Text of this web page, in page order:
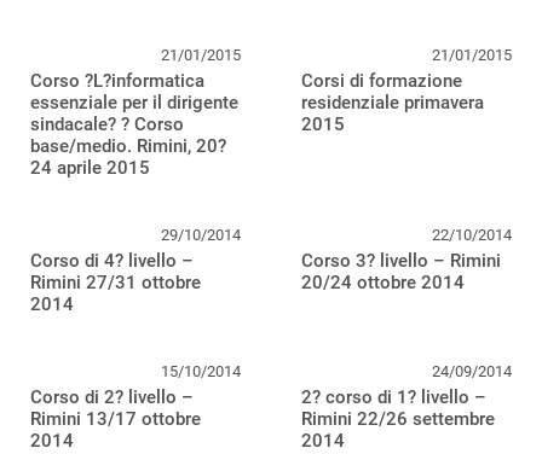
21/01/2015
Corso ?L?informatica
essenziale per il dirigente
sindacale? ? Corso
base/medio. Rimini, 20?
24 aprile 2015
21/01/2015
Corsi di formazione
residenziale primavera
2015
29/10/2014
Corso di 4? livello –
Rimini 27/31 ottobre
2014
22/10/2014
Corso 3? livello – Rimini
20/24 ottobre 2014
15/10/2014
Corso di 2? livello –
Rimini 13/17 ottobre
2014
24/09/2014
2? corso di 1? livello –
Rimini 22/26 settembre
2014